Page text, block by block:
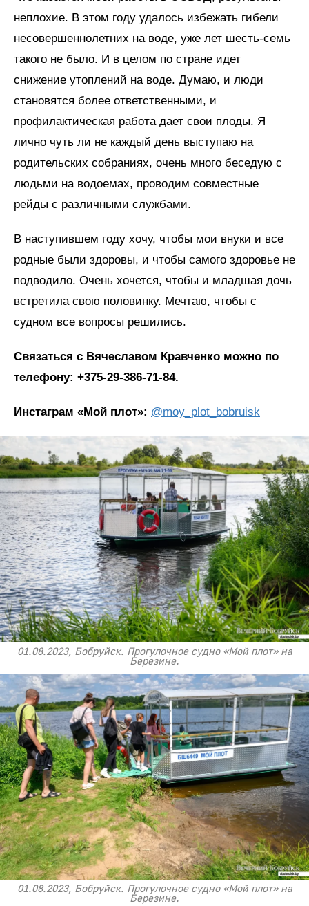
неплохие. В этом году удалось избежать гибели
несовершеннолетних на воде, уже лет шесть-семь
такого не было. И в целом по стране идет
снижение утоплений на воде. Думаю, и люди
становятся более ответственными, и
профилактическая работа дает свои плоды. Я
лично чуть ли не каждый день выступаю на
родительских собраниях, очень много беседую с
людьми на водоемах, проводим совместные
рейды с различными службами.
В наступившем году хочу, чтобы мои внуки и все
родные были здоровы, и чтобы самого здоровье не
подводило. Очень хочется, чтобы и младшая дочь
встретила свою половинку. Мечтаю, чтобы с
судном все вопросы решились.
Связаться с Вячеславом Кравченко можно по
телефону: +375-29-386-71-84.
Инстаграм «Мой плот»: @moy_plot_bobruisk
01.08.2023, Бобруйск. Прогулочное судно «Мой плот» на
Березине.
01.08.2023, Бобруйск. Прогулочное судно «Мой плот» на
Березине.